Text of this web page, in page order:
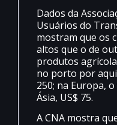
Dados da
Usuários do
mostram que os
altos que o de
produtos
no porto por
250; na Europa,
Ásia, US$ 75.
A CNA mostra